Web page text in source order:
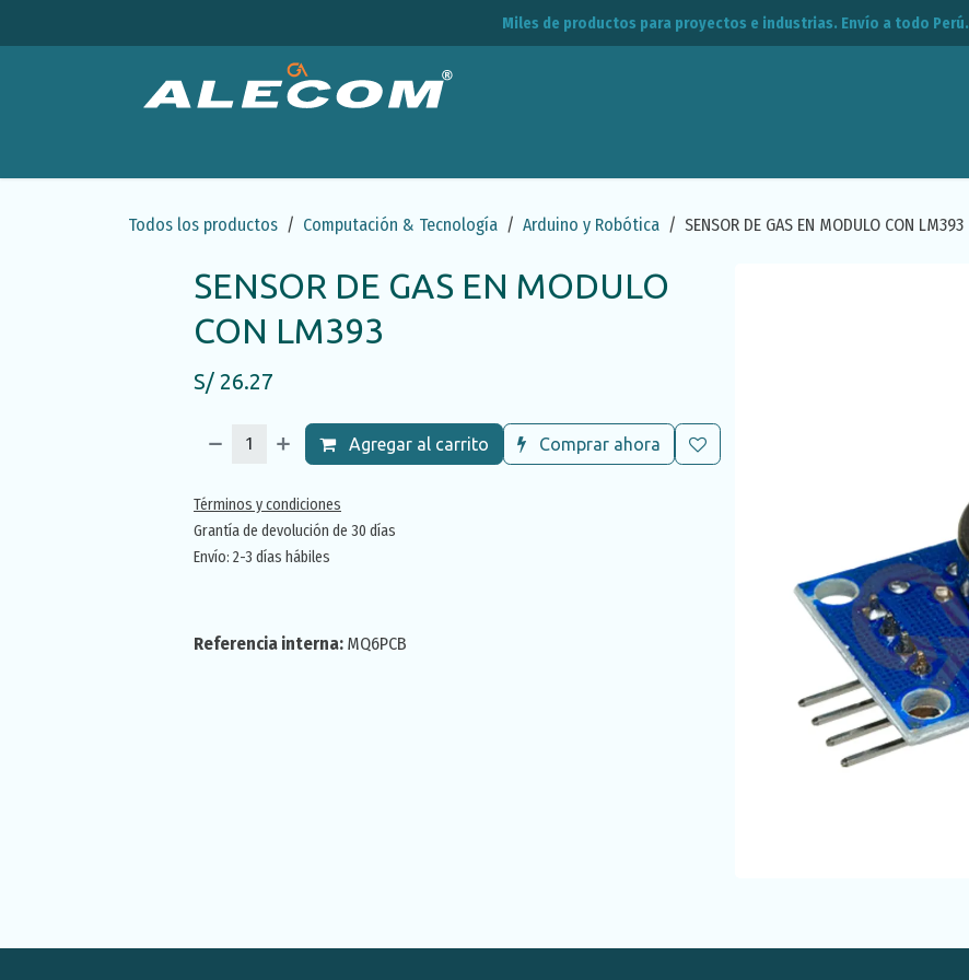
Miles de productos para proyectos e industrias. Envío a todo Perú.
Todos los productos Computación & Tecnología Arduino y Robótica SENSOR DE GAS EN MODULO CON LM393
SENSOR DE GAS EN MODULO
CON LM393
S/ 26.27
Agregar al carrito Comprar ahora
Términos y condiciones
Grantía de devolución de 30 días
Envío: 2-3 días hábiles
Referencia interna: MQ6PCB